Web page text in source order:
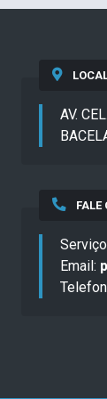
AV.
FALE
Email: